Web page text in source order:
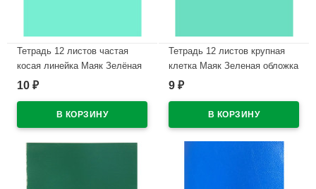
Тетрадь 12 листов частая
косая линейка Маяк Зелёная
обложка арт Т-5012 Т2 ЗЕЛ 4*
10 ₽
Тетрадь 12 листов крупная
клетка Маяк Зеленая обложка
арт Т5012 Т2 ЗЕЛ 6Г
9 ₽